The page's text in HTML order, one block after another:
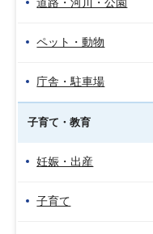
道路・河川・公園
ペット・動物
庁舎・駐車場
子育て・教育
妊娠・出産
子育て